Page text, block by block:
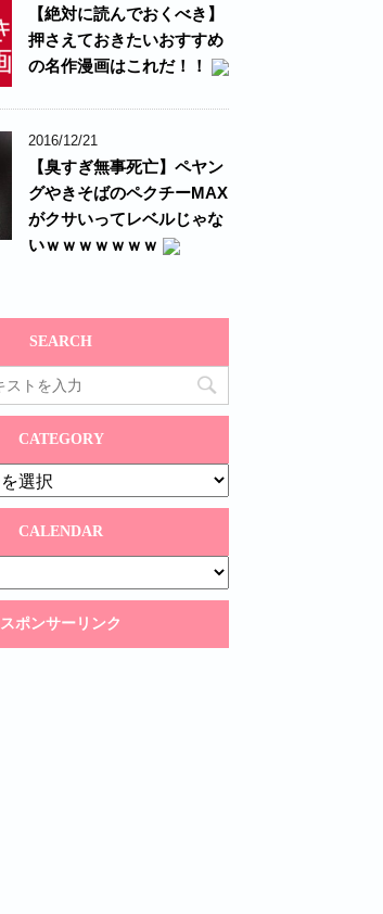
【絶対に読んでおくべき】
押さえておきたいおすすめ
の名作漫画はこれだ！！
2016/12/21
【臭すぎ無事死亡】ペヤン
グやきそばのペクチーMAX
がクサいってレベルじゃな
いｗｗｗｗｗｗｗ
SEARCH
CATEGORY
CALENDAR
スポンサーリンク